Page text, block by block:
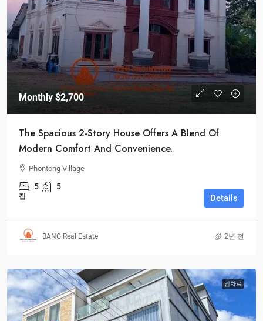
Monthly $2,700
The Spacious 2-Story House Offers A Blend Of
Modern Comfort And Convenience.
Phontong Village
5 5
집 Details
BANG Real Estate 2년 전
임차료